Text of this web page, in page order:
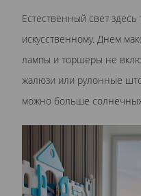
Естественный свет
искусственному. Днем
лампы и торшеры не
жалюзи или рулонные
можно больше